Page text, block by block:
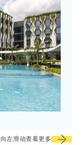
向左滑动查看更多